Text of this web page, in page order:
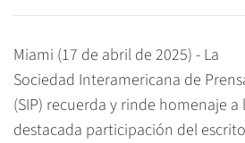
Miami (17 de abril de 2025) - La
Sociedad Interamericana de
(SIP) recuerda y rinde homenaje a
destacada participación del